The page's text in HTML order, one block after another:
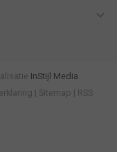
InStijl Media
| Sitemap | RSS